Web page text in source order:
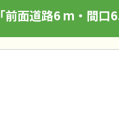
「前面道路6 m・間口